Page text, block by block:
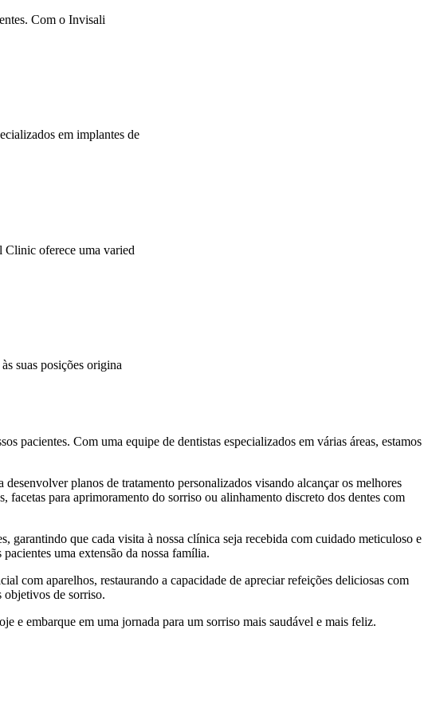
Com o Invisali
em implantes de
Clinic oferece uma varied
suas posições origina
pacientes. Com uma equipe de dentistas especializados em várias áreas, estamos
planos de tratamento personalizados visando alcançar os melhores
facetas para aprimoramento do sorriso ou alinhamento discreto dos dentes com
garantindo que cada visita à nossa clínica seja recebida com cuidado meticuloso e
uma extensão da nossa família.
com aparelhos, restaurando a capacidade de apreciar refeições deliciosas com
objetivos de sorriso.
e embarque em uma jornada para um sorriso mais saudável e mais feliz.